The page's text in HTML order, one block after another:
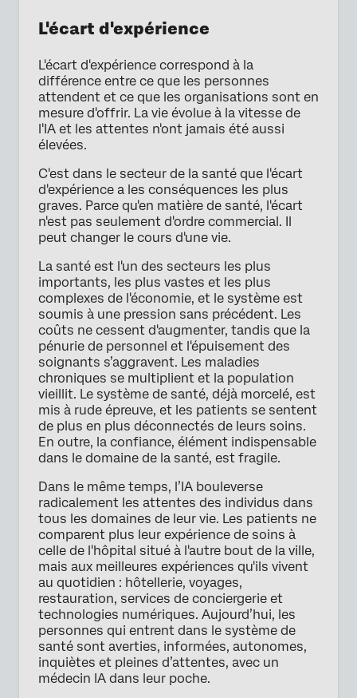
L'écart d'expérience
L'écart d'expérience correspond à la
différence entre ce que les personnes
attendent et ce que les organisations sont en
mesure d'offrir. La vie évolue à la vitesse de
l'IA et les attentes n'ont jamais été aussi
élevées.
C'est dans le secteur de la santé que l'écart
d'expérience a les conséquences les plus
graves. Parce qu'en matière de santé, l'écart
n'est pas seulement d'ordre commercial. Il
peut changer le cours d'une vie.
La santé est l'un des secteurs les plus
importants, les plus vastes et les plus
complexes de l'économie, et le système est
soumis à une pression sans précédent. Les
coûts ne cessent d'augmenter, tandis que la
pénurie de personnel et l'épuisement des
soignants s’aggravent. Les maladies
chroniques se multiplient et la population
vieillit. Le système de santé, déjà morcelé, est
mis à rude épreuve, et les patients se sentent
de plus en plus déconnectés de leurs soins.
En outre, la confiance, élément indispensable
dans le domaine de la santé, est fragile.
Dans le même temps, l’IA bouleverse
radicalement les attentes des individus dans
tous les domaines de leur vie. Les patients ne
comparent plus leur expérience de soins à
celle de l'hôpital situé à l'autre bout de la ville,
mais aux meilleures expériences qu'ils vivent
au quotidien : hôtellerie, voyages,
restauration, services de conciergerie et
technologies numériques. Aujourd’hui, les
personnes qui entrent dans le système de
santé sont averties, informées, autonomes,
inquiètes et pleines d’attentes, avec un
médecin IA dans leur poche.